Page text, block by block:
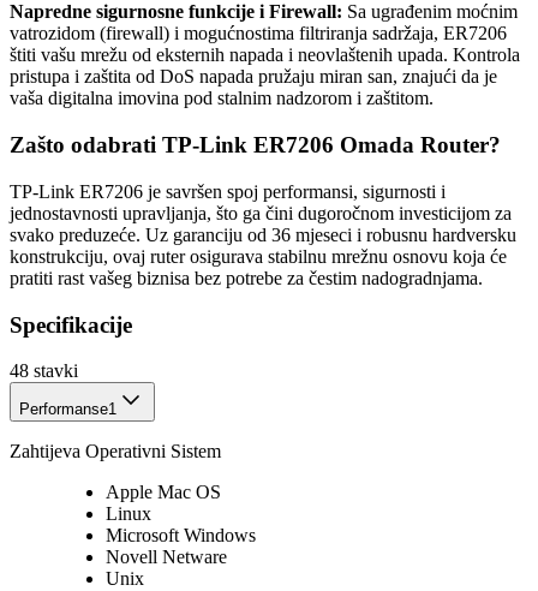
Napredne sigurnosne funkcije i Firewall: Sa ugrađenim moćnim
vatrozidom (firewall) i mogućnostima filtriranja sadržaja, ER7206
štiti vašu mrežu od eksternih napada i neovlaštenih upada. Kontrola
pristupa i zaštita od DoS napada pružaju miran san, znajući da je
vaša digitalna imovina pod stalnim nadzorom i zaštitom.
Zašto odabrati TP-Link ER7206 Omada Router?
TP-Link ER7206 je savršen spoj performansi, sigurnosti i
jednostavnosti upravljanja, što ga čini dugoročnom investicijom za
svako preduzeće. Uz garanciju od 36 mjeseci i robusnu hardversku
konstrukciju, ovaj ruter osigurava stabilnu mrežnu osnovu koja će
pratiti rast vašeg biznisa bez potrebe za čestim nadogradnjama.
Specifikacije
48 stavki
Performanse1
Zahtijeva Operativni Sistem
Apple Mac OS
Linux
Microsoft Windows
Novell Netware
Unix